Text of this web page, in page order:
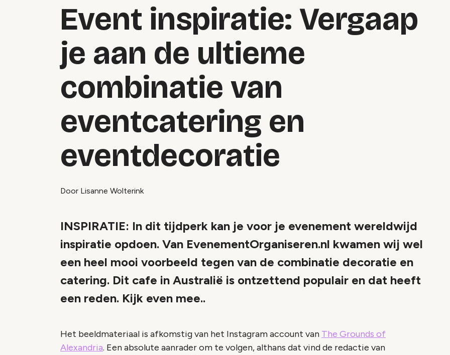
Event inspiratie: Vergaap
je aan de ultieme
combinatie van
eventcatering en
eventdecoratie
Door Lisanne Wolterink
INSPIRATIE: In dit tijdperk kan je voor je evenement wereldwijd
inspiratie opdoen. Van EvenementOrganiseren.nl kwamen wij wel
een heel mooi voorbeeld tegen van de combinatie decoratie en
catering. Dit cafe in Australië is ontzettend populair en dat heeft
een reden. Kijk even mee..
Het beeldmateriaal is afkomstig van het Instagram account van The Grounds of
Alexandria. Een absolute aanrader om te volgen, althans dat vind de redactie van